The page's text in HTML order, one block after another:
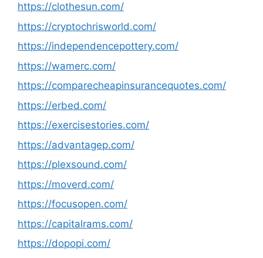
https://clothesun.com/
https://cryptochrisworld.com/
https://independencepottery.com/
https://wamerc.com/
https://comparecheapinsurancequotes.com/
https://erbed.com/
https://exercisestories.com/
https://advantagep.com/
https://plexsound.com/
https://moverd.com/
https://focusopen.com/
https://capitalrams.com/
https://dopopi.com/